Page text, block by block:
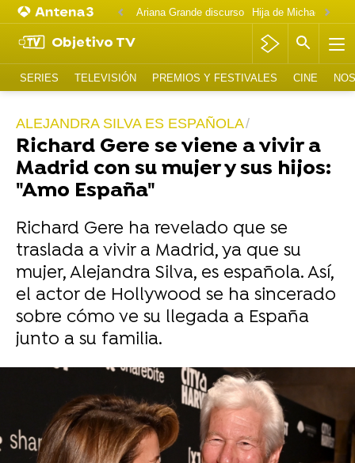
Ariana Grande discurso
Objetivo TV
SERIES TELEVISIÓN PREMIOS Y FESTIVALES CINE
ALEJANDRA SILVA ES ESPAÑOLA
Richard Gere se viene a vivir a
Madrid con su mujer y sus hijos:
"Amo España"
Richard Gere ha revelado que se
traslada a vivir a Madrid, ya que su
mujer, Alejandra Silva, es española. Así,
el actor de Hollywood se ha sincerado
sobre cómo ve su llegada a España
junto a su familia.
Foto: Getty Images
El enfado de Richard Gere cuando lo llamaron
"sex symbol" en una entrevista: "Lo discutirán
mi abogados"